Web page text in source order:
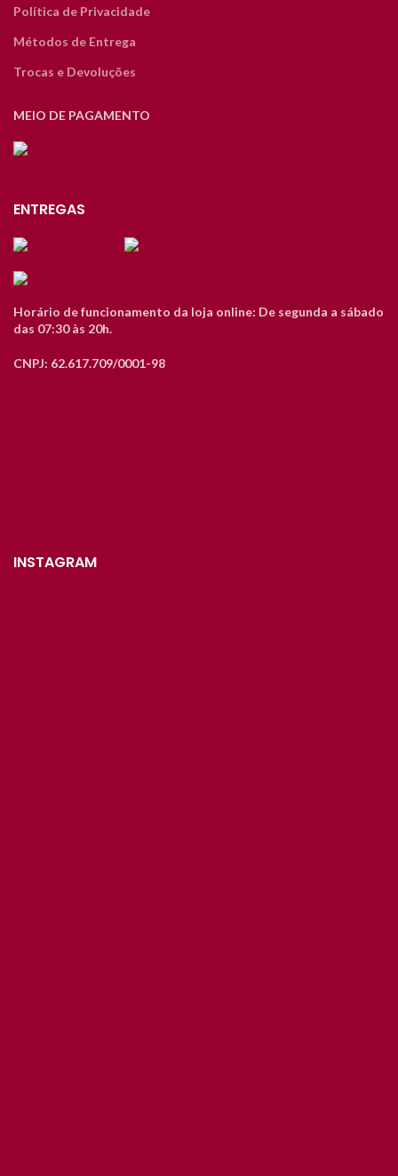
Política de Privacidade
Métodos de Entrega
Trocas e Devoluções
MEIO DE PAGAMENTO
ENTREGAS
Horário de funcionamento da loja online: De segunda a sábado
das 07:30 às 20h.
CNPJ: 62.617.709/0001-98
INSTAGRAM